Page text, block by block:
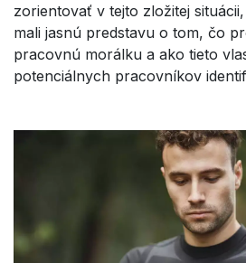
zorientovať v tejto zložitej
mali jasnú predstavu o tom, čo
pracovnú morálku a ako tieto
potenciálnych pracovníkov